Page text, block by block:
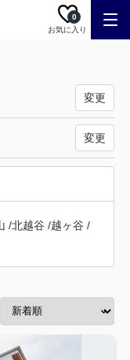
お気に入り
0
変更
変更
/北越谷 /越ヶ谷 /